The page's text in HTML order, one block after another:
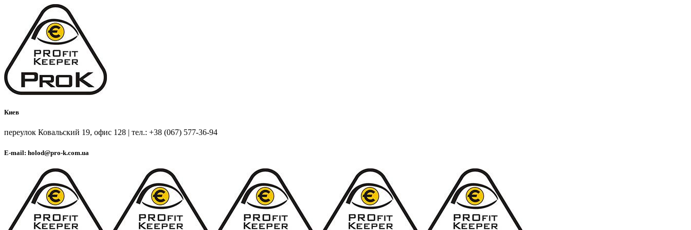
Киев
переулок Ковальский 19, офис 128 | тел.: +38 (067) 577-36-94
E-mail: holod@pro-k.com.ua